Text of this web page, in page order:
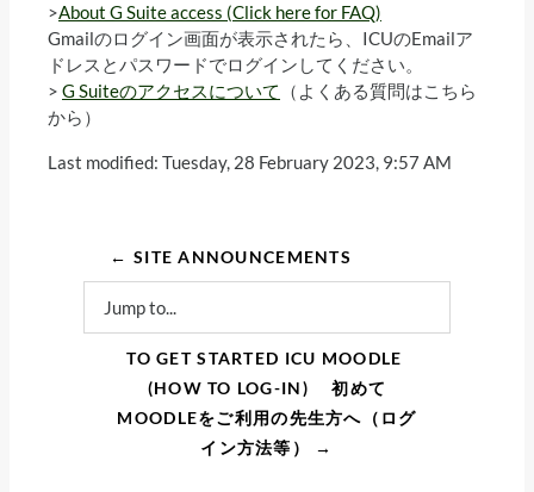
>About G Suite access (Click here for FAQ)
Gmailのログイン画面が表示されたら、ICUのEmailア
ドレスとパスワードでログインしてください。
> G Suiteのアクセスについて
（よくある質問はこちら
から）
Last modified: Tuesday, 28 February 2023, 9:57 AM
← SITE ANNOUNCEMENTS
Jump to...
TO GET STARTED ICU MOODLE
(HOW TO LOG-IN) 　初めて
MOODLEをご利用の先生方へ（ログ
イン方法等） →